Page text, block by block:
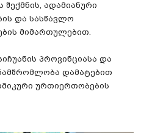
შექმნის, ადამიანური
და სასწავლო
მიმართულებით.
პროვინციასა და
დამატებით
ურთიერთობების